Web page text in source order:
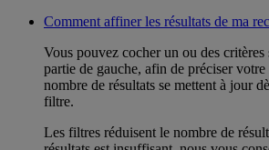
Comment affiner les résultats de ma
Vous pouvez cocher un ou des critères
partie de gauche, afin de préciser
nombre de résultats se mettent à jour
filtre.
Les filtres réduisent le nombre de